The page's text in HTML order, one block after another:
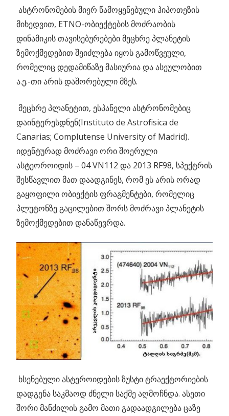
ასტრონომების მიერ წამოყენებული ჰიპოთეზის
მიხედვით, ETNO-ობიექტების მოძრაობის
დინამიკის თავისებურებები მეცხრე პლანეტის
ზემოქმედებით შეიძლება იყოს გამოწვეული,
რომელიც დედამიწაზე მასიურია და ასეულობით
ა.ე.-თი არის დაშორებული მზეს.
მეცხრე პლანეტით, ესპანელი ასტრონომებიც
დაინტერესდნენ(Instituto de Astrofisica de
Canarias; Complutense University of Madrid).
იდენტურად მოძრავი ორი შოერული
ასტეოროიდის – 04 VN112 და 2013 RF98, სპექტრის
შესწავლით მათ დაადგინეს, რომ ეს არის ორად
გაყოფილი ობიექტის ფრაგმენტები, რომელიც
პლუტონზე გაცილებით შორს მოძრავი პლანეტის
ზემოქმედებით დანაწევრდა.
ხსენებული ასტეროიდების ზუსტი ტრაექტორიების
დადგენა საკმაოდ ძნელი საქმე აღმოჩნდა. ასეთი
შორი მანძილის გამო მათი გადაადგილება ცაზე